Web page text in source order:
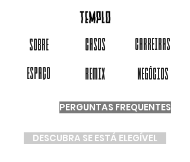
NEGÓCIOS
CASOS
ESPAÇO
SOBRE
CARREIRAS
REMIX
PERGUNTAS FREQUENTES
DESCUBRA SE ESTÁ ELEGÍVEL